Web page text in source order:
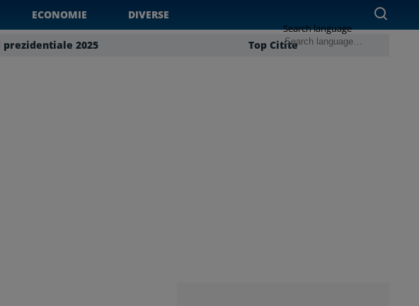
ECONOMIE DIVERSE
2025 Top Citite
Search language